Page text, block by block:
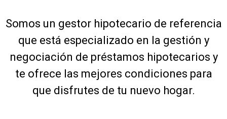
Somos un gestor hipotecario de referencia
que está especializado en la gestión y
negociación de préstamos hipotecarios y
te ofrece las mejores condiciones para
que disfrutes de tu nuevo hogar.